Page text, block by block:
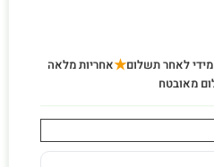
לאחר תשלום★אחריות מלאה
מאובטח